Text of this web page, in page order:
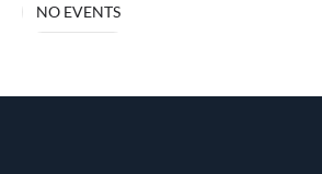
NO EVENTS